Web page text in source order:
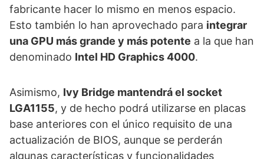
fabricante hacer lo mismo en menos espacio.
Esto también lo han aprovechado para integrar
una GPU más grande y más potente a la que han
denominado Intel HD Graphics 4000.
Asimismo, Ivy Bridge mantendrá el socket
LGA1155, y de hecho podrá utilizarse en placas
base anteriores con el único requisito de una
actualización de BIOS, aunque se perderán
algunas características y funcionalidades